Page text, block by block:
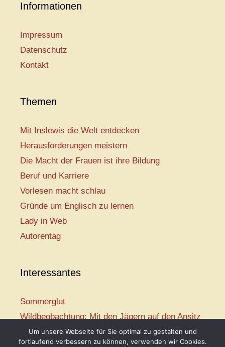
Informationen
Impressum
Datenschutz
Kontakt
Themen
Mit Inslewis die Welt entdecken
Herausforderungen meistern
Die Macht der Frauen ist ihre Bildung
Beruf und Karriere
Vorlesen macht schlau
Gründe um Englisch zu lernen
Lady in Web
Autorentag
Interessantes
Sommerglut
Wildbeobachtung: Mit den Jägern auf den Ansitz
Mir ist so heiß
Um unsere Webseite für Sie optimal zu gestalten und
fortlaufend verbessern zu können, verwenden wir Cookies.